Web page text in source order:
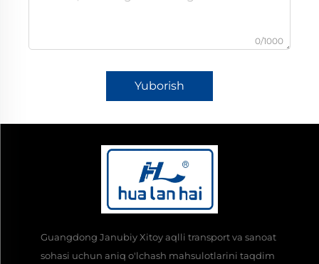
0/1000
Yuborish
Guangdong Janubiy Xitoy aqlli transport va sanoat
sohasi uchun aniq o'lchash mahsulotlarini taqdim